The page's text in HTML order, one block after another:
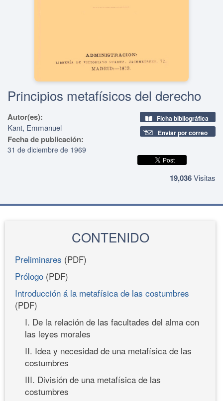
Principios metafísicos del derecho
Autor(es):
Kant, Emmanuel
Fecha de publicación:
31 de diciembre de 1969
Ficha bibliográfica
Enviar por correo
19,036Visitas
CONTENIDO
Preliminares (PDF)
Prólogo (PDF)
Introducción á la metafísica de las costumbres
(PDF)
I. De la relación de las facultades del alma con
las leyes morales
II. Idea y necesidad de una metafísica de las
costumbres
III. División de una metafísica de las
costumbres